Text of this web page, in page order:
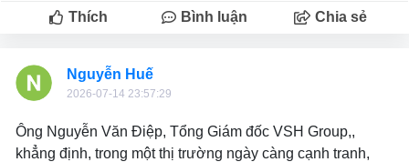
Thích Bình luận Chia sẻ
Nguyễn Huế
2026-07-14 23:57:29
Ông Nguyễn Văn Điệp, Tổng Giám đốc VSH Group,,
khẳng định, trong một thị trường ngày càng cạnh tranh,